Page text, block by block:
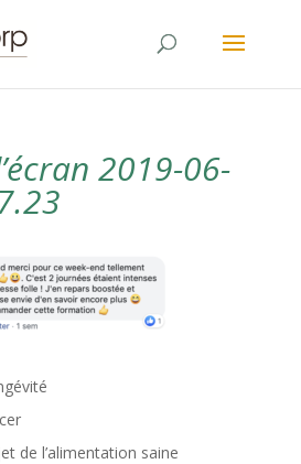
2019-06-
de l’alimentation saine